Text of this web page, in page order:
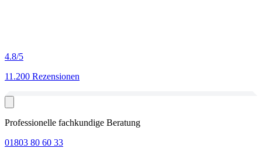
4.8/5
11.200 Rezensionen
Professionelle fachkundige Beratung
01803 80 60 33